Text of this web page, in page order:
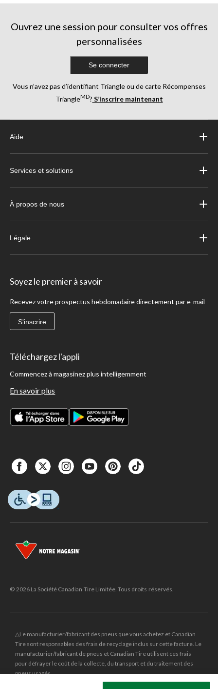
Ouvrez une session pour consulter vos offres
personnalisées
Se connecter
Vous n’avez pas d’identifiant Triangle ou de carte Récompenses
TriangleMD? S’inscrire maintenant
Aide
Services et solutions
À propos de nous
Légale
Soyez le premier à savoir
Recevez votre prospectus hebdomadaire directement par e-mail
S'inscrire
Téléchargez l'appli
Commencez à magasinez plus intelligemment
En savoir plus
© 2026 La Société Canadian Tire Limitée. Tous droits réservés.
△Le manufacturier/fabricant des pneus que vous achetez et Canadian
Tire sont responsables des frais de recyclage inclus sur cette facture. Le
manufacturier/fabricant de pneus et Canadian Tire utilisent ces frais
pour défrayer le coût de la collecte, du transport et du traitement des
pneus usagés.
et le logo du triangle CANADIAN TIRE sont des